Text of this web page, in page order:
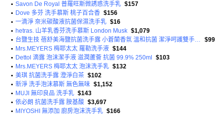
• Savon De Royal 普羅旺斯微誘惑洗手乳 $157
• Dove 多芬 洗手慕斯 桃子百合香 $156
• 一滴淨 奈米碳酸液抗菌保濕洗手乳 $16
• hetras. 山羊乳香芬洗手慕斯 London Musk $1,079
•
台鹽生技 蓓舒美海鹽抗菌洗手露 小蒼蘭香氛 溫和抗菌 潔淨呵護雙手 給您健康清新的洗手體驗
$99
• Mrs.MEYERS 梅耶太太 羅勒洗手液 $144
• Dettol 滴露 泡沫潔手液 滋潤蘆薈 抗菌 99.9% 250ml
$103
• Mrs.MEYERS 梅耶太太 泡沫洗手乳 $132
• 美琪 抗菌洗手露 澄淨白茶 $102
• 新淨 洗手泡沫慕斯 無色無味 $1,152
• MUJI 無印良品 洗手乳 $143
• 依必朗 抗菌洗手露 胺基酸 $3,697
• MIYOSHI 無添加 廚房泡沫洗手乳 $166